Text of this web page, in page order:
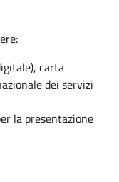
carta
dei servizi
la presentazione